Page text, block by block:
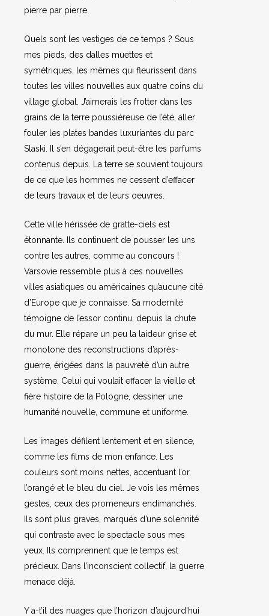
pierre par pierre.
Quels sont les vestiges de ce temps ? Sous
mes pieds, des dalles muettes et
symétriques, les mêmes qui fleurissent dans
toutes les villes nouvelles aux quatre coins du
village global. J’aimerais les frotter dans les
grains de la terre poussiéreuse de l’été, aller
fouler les plates bandes luxuriantes du parc
Slaski. Il s’en dégagerait peut-être les parfums
contenus depuis. La terre se souvient toujours
de ce que les hommes ne cessent d’effacer
de leurs travaux et de leurs oeuvres.
Cette ville hérissée de gratte-ciels est
étonnante. Ils continuent de pousser les uns
contre les autres, comme au concours !
Varsovie ressemble plus à ces nouvelles
villes asiatiques ou américaines qu’aucune cité
d’Europe que je connaisse. Sa modernité
témoigne de l’essor continu, depuis la chute
du mur. Elle répare un peu la laideur grise et
monotone des reconstructions d’après-
guerre, érigées dans la pauvreté d’un autre
système. Celui qui voulait effacer la vieille et
fière histoire de la Pologne, dessiner une
humanité nouvelle, commune et uniforme.
Les images défilent lentement et en silence,
comme les films de mon enfance. Les
couleurs sont moins nettes, accentuant l’or,
l’orangé et le bleu du ciel. Je vois les mêmes
gestes, ceux des promeneurs endimanchés.
Ils sont plus graves, marqués d’une solennité
qui contraste avec le spectacle sous mes
yeux. Ils comprennent que le temps est
précieux. Dans l’inconscient collectif, la guerre
menace déjà.
Y a-t’il des nuages que l’horizon d’aujourd’hui